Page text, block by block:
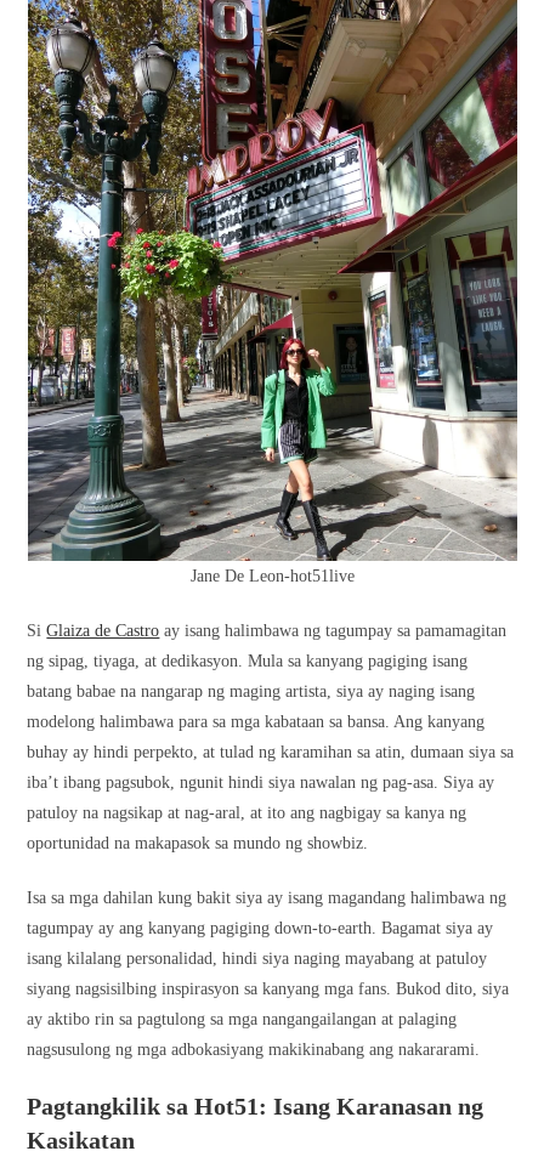
Jane De Leon-hot51live
SiGlaiza de Castro ay isang halimbawa ng tagumpay sa pamamagitan
ng sipag, tiyaga, at dedikasyon. Mula sa kanyang pagiging isang
batang babae na nangarap ng maging artista, siya ay naging isang
modelong halimbawa para sa mga kabataan sa bansa. Ang kanyang
buhay ay hindi perpekto, at tulad ng karamihan sa atin, dumaan siya sa
iba’t ibang pagsubok, ngunit hindi siya nawalan ng pag-asa. Siya ay
patuloy na nagsikap at nag-aral, at ito ang nagbigay sa kanya ng
oportunidad na makapasok sa mundo ng showbiz.
Isa sa mga dahilan kung bakit siya ay isang magandang halimbawa ng
tagumpay ay ang kanyang pagiging down-to-earth. Bagamat siya ay
isang kilalang personalidad, hindi siya naging mayabang at patuloy
siyang nagsisilbing inspirasyon sa kanyang mga fans. Bukod dito, siya
ay aktibo rin sa pagtulong sa mga nangangailangan at palaging
nagsusulong ng mga adbokasiyang makikinabang ang nakararami.
Pagtangkilik sa Hot51: Isang Karanasan ng
Kasikatan